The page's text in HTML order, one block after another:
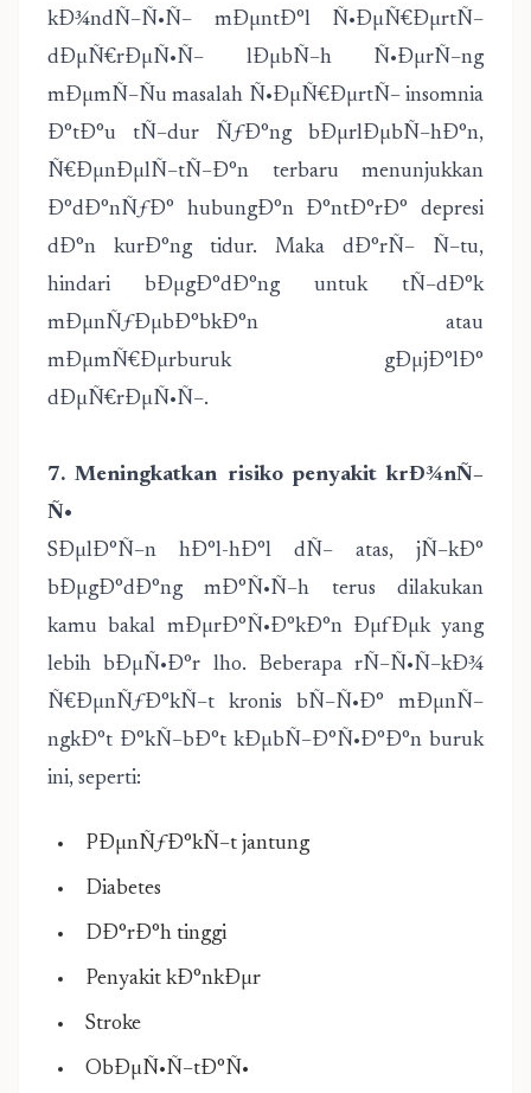
kÐ¾ndÑ–Ñ•Ñ– mÐµntÐ°l Ñ•ÐµÑ€ÐµrtÑ–
dÐµÑ€rÐµÑ•Ñ– lÐµbÑ–h Ñ•ÐµrÑ–ng
mÐµmÑ–Ñu masalah Ñ•ÐµÑ€ÐµrtÑ– insomnia
Ð°tÐ°u tÑ–dur ÑƒÐ°ng bÐµrlÐµbÑ–hÐ°n,
Ñ€ÐµnÐµlÑ–tÑ–Ð°n terbaru menunjukkan
Ð°dÐ°nÑƒÐ° hubungÐ°n Ð°ntÐ°rÐ° depresi
dÐ°n kurÐ°ng tidur. Maka dÐ°rÑ– Ñ–tu,
hindari bÐµgÐ°dÐ°ng untuk tÑ–dÐ°k
mÐµnÑƒÐµbÐ°bkÐ°n atau
mÐµmÑ€Ðµrburuk gÐµjÐ°lÐ°
dÐµÑ€rÐµÑ•Ñ–.
7. Meningkatkan risiko penyakit krÐ¾nÑ–
Ñ•
SÐµlÐ°Ñ–n hÐ°l-hÐ°l dÑ– atas, jÑ–kÐ°
bÐµgÐ°dÐ°ng mÐ°Ñ•Ñ–h terus dilakukan
kamu bakal mÐµrÐ°Ñ•Ð°kÐ°n ÐµfÐµk yang
lebih bÐµÑ•Ð°r lho. Beberapa rÑ–Ñ•Ñ–kÐ¾
Ñ€ÐµnÑƒÐ°kÑ–t kronis bÑ–Ñ•Ð° mÐµnÑ–
ngkÐ°t Ð°kÑ–bÐ°t kÐµbÑ–Ð°Ñ•Ð°Ð°n buruk
ini, seperti:
PÐµnÑƒÐ°kÑ–t jantung
Diabetes
DÐ°rÐ°h tinggi
Penyakit kÐ°nkÐµr
Stroke
ObÐµÑ•Ñ–tÐ°Ñ•